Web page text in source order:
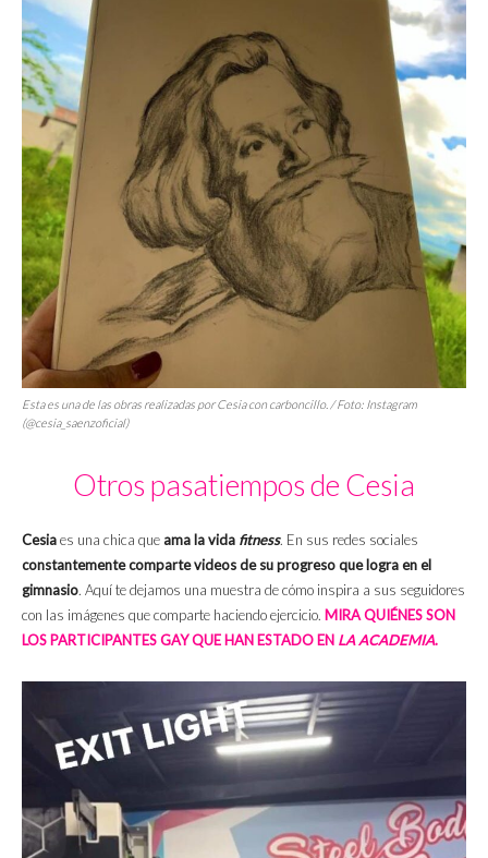
Esta es una de las obras realizadas por Cesia con carboncillo. / Foto: Instagram
(@cesia_saenzoficial)
Otros pasatiempos de Cesia
Cesiaes una chica que ama la vida fitness. En sus redes sociales
constantemente comparte videos de su progreso que logra en el
gimnasio. Aquí te dejamos una muestra de cómo inspira a sus seguidores
con las imágenes que comparte haciendo ejercicio. MIRA QUIÉNES SON
LOS PARTICIPANTES GAY QUE HAN ESTADO EN LA ACADEMIA.